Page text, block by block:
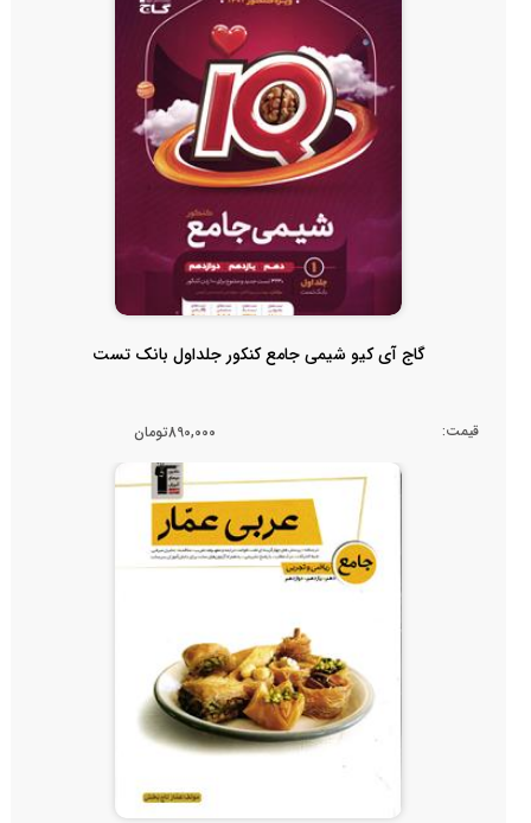
گاج آی کیو شیمی جامع کنکور جلداول بانک تست
قیمت: 890,000تومان